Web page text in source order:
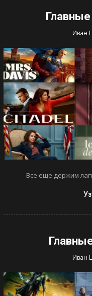
Иван
Все еще держим
Иван